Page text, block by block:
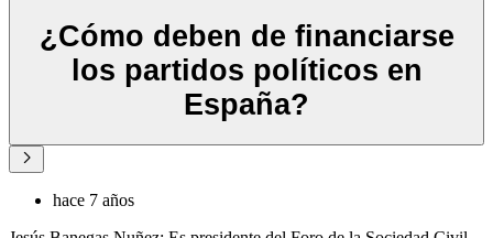
¿Cómo deben de financiarse
los partidos políticos en
España?
hace 7 años